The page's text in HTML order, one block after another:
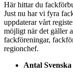
Här hittar du
Just nu har vi fyra
uppdaterar vårt
möjligt när det gäller
fackföreningar,
regionchef.
Antal